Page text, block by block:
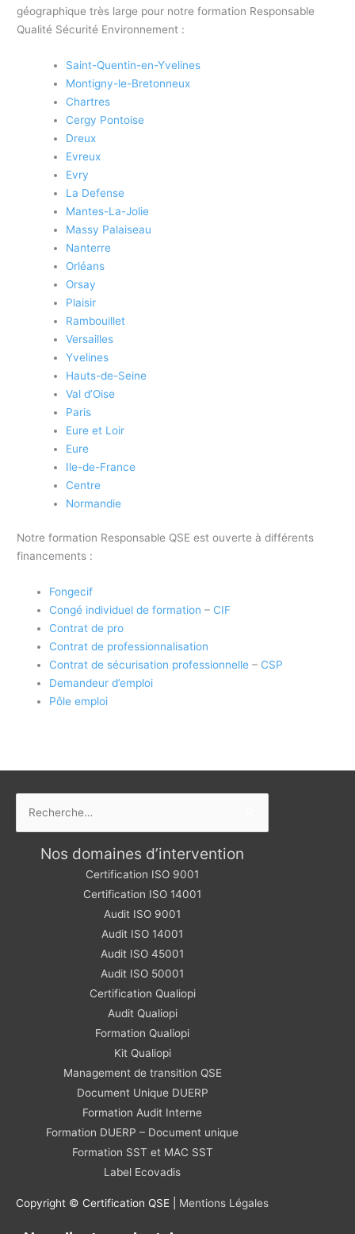
géographique très large pour notre formation Responsable
Qualité Sécurité Environnement :
Saint-Quentin-en-Yvelines
Montigny-le-Bretonneux
Chartres
Cergy Pontoise
Dreux
Evreux
Evry
La Defense
Mantes-La-Jolie
Massy Palaiseau
Nanterre
Orléans
Orsay
Plaisir
Rambouillet
Versailles
Yvelines
Hauts-de-Seine
Val d’Oise
Paris
Eure et Loir
Eure
Ile-de-France
Centre
Normandie
Notre formation Responsable QSE est ouverte à différents
financements :
Fongecif
Congé individuel de formation – CIF
Contrat de pro
Contrat de professionnalisation
Contrat de sécurisation professionnelle – CSP
Demandeur d’emploi
Pôle emploi
Nos domaines d’intervention
Certification ISO 9001
Certification ISO 14001
Audit ISO 9001
Audit ISO 14001
Audit ISO 45001
Audit ISO 50001
Certification Qualiopi
Audit Qualiopi
Formation Qualiopi
Kit Qualiopi
Management de transition QSE
Document Unique DUERP
Formation Audit Interne
Formation DUERP – Document unique
Formation SST et MAC SST
Label Ecovadis
Copyright © Certification QSE | Mentions Légales